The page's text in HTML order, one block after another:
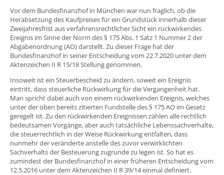
Vor dem Bundesfinanzhof in München war nun fraglich, ob die
Herabsetzung des Kaufpreises für ein Grundstück innerhalb dieser
Zweijahresfrist aus verfahrensrechtlicher Sicht ein rückwirkendes
Ereignis im Sinne der Norm des § 175 Abs. 1 Satz 1 Nummer 2 der
Abgabenordnung (AO) darstellt. Zu dieser Frage hat der
Bundesfinanzhof in seiner Entscheidung vom 22.7.2020 unter dem
Aktenzeichen II R 15/18 Stellung genommen.
Insoweit ist ein Steuerbescheid zu ändern, soweit ein Ereignis
eintritt, dass steuerliche Rückwirkung für die Vergangenheit hat.
Man spricht dabei auch von einem rückwirkenden Ereignis, welches
unter der oben bereits zitierten Fundstelle des § 175 AO im Gesetz
geregelt ist. Zu den rückwirkenden Ereignissen zählen alle rechtlich
bedeutsamen Vorgänge, aber auch tatsächliche Lebenssachverhalte,
die steuerrechtlich in der Weise Rückwirkung entfalten, dass
nunmehr der veränderte anstelle des zuvor verwirklichten
Sachverhalts der Besteuerung zugrunde zu legen ist. So hat es
zumindest der Bundesfinanzhof in einer früheren Entscheidung vom
12.5.2016 unter dem Aktenzeichen II R 39/14 einmal definiert.